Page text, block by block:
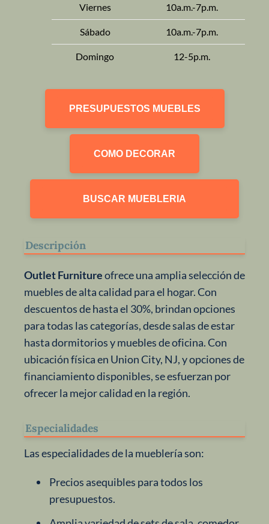
Viernes 10a.m.-7p.m.
Sábado 10a.m.-7p.m.
Domingo 12-5p.m.
PRESUPUESTOS MUEBLES
COMO DECORAR
BUSCAR MUEBLERIA
Descripción
Outlet Furnitureofrece una amplia selección de
muebles de alta calidad para el hogar. Con
descuentos de hasta el 30%, brindan opciones
para todas las categorías, desde salas de estar
hasta dormitorios y muebles de oficina. Con
ubicación física en Union City, NJ, y opciones de
financiamiento disponibles, se esfuerzan por
ofrecer la mejor calidad en la región.
Especialidades
Las especialidades de la mueblería son:
Precios asequibles para todos los
presupuestos.